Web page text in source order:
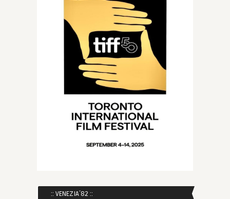
:: VENEZIA´82 ::